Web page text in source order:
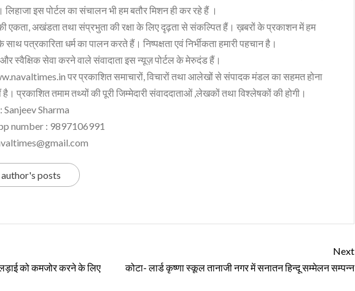
लिहाजा इस पोर्टल का संचालन भी हम बतौर मिशन ही कर रहे हैं ।
एकता, अखंडता तथा संप्रभुता की रक्षा के लिए दृढ़ता से संकल्पित हैं। ख़बरों के प्रकाशन में हम
साथ पत्रकारिता धर्म का पालन करते हैं। निष्पक्षता एवं निर्भीकता हमारी पहचान है।
स्वैक्षिक सेवा करने वाले संवादाता इस न्यूज़ पोर्टल के मेरुदंड हैं।
पर प्रकाशित समाचारों, विचारों तथा आलेखों से संपादक मंडल का सहमत होना
प्रकाशित तमाम तथ्यों की पूरी जिम्मेदारी संवाददाताओं ,लेखकों तथा विश्लेषकों की होगी।
Sharma
number : 9897106991
author's posts
लड़ाई को कमजोर करने के लिए
Next
कोटा- लार्ड कृष्णा स्कूल तानाजी नगर में सनातन हिन्दू सम्मेलन सम्पन्न